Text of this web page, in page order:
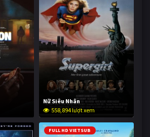
Nữ Siêu Nhân
558,894 lượt xem
FULL HD VIETSUB